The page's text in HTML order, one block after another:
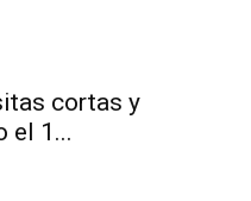
cortas y
el 1...